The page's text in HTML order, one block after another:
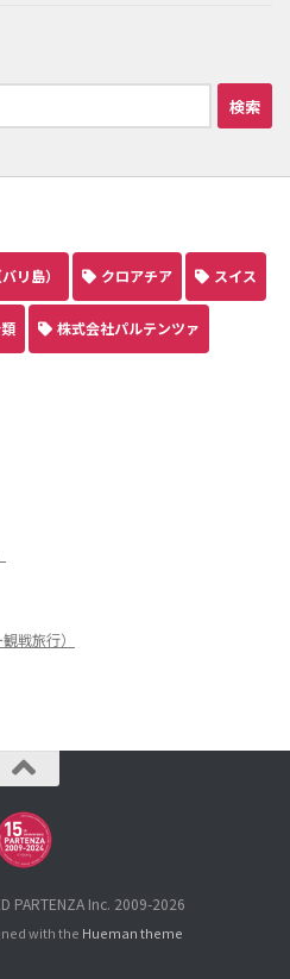
リ島） クロアチア スイス
株式会社パルテンツァ
戦旅行）
PARTENZA Inc. 2009-2026
with the Hueman theme